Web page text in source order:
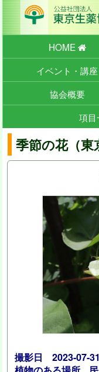
HOME
イベント・講座
協会概要
項目
季節の花（東
撮影日 2023-07-31